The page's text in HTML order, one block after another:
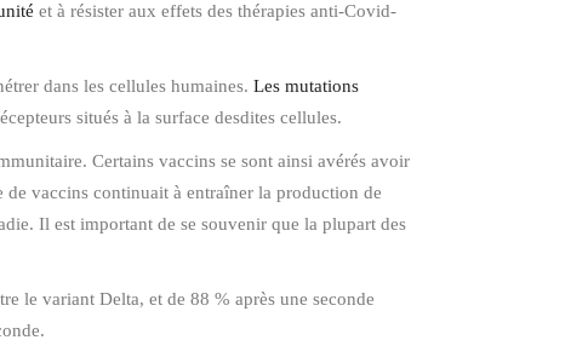
et à résister aux effets des thérapies anti-Covid-
dans les cellules humaines. Les mutations
situés à la surface desdites cellules.
Certains vaccins se sont ainsi avérés avoir
vaccins continuait à entraîner la production de
Il est important de se souvenir que la plupart des
le variant Delta, et de 88 % après une seconde